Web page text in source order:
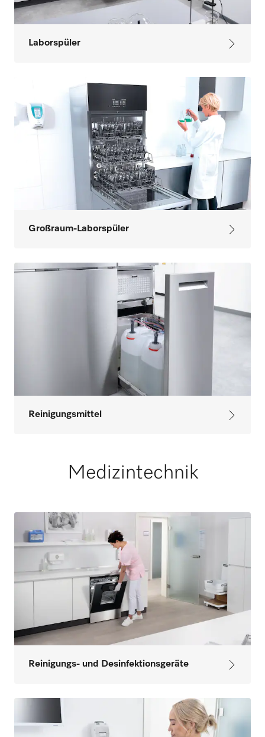
Laborspüler
Großraum-Laborspüler
Reinigungsmittel
Medizintechnik
Reinigungs- und Desinfektionsgeräte